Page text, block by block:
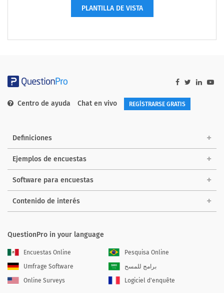
PLANTILLA DE VISTA
Centro de ayuda Chat en vivo REGÍSTRARSE GRATIS
Definiciones
Ejemplos de encuestas
Software para encuestas
Contenido de interés
QuestionPro in your language
Encuestas Online
Pesquisa Online
Umfrage Software
برامج للمسح
Online Surveys
Logiciel d'enquête